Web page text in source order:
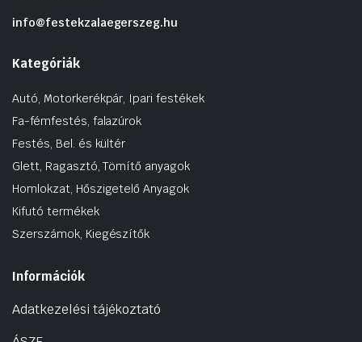
info@festekzalaegerszeg.hu
Kategóriák
Autó, Motorkerékpár, Ipari festékek
Fa-fémfestés, falazúrok
Festés, Bel. és kültér
Glett, Ragasztó, Tömítő anyagok
Homlokzat, Hőszigetelő Anyagok
Kifutó termékek
Szerszámok, Kiegészítők
Információk
Adatkezelési tájékoztató